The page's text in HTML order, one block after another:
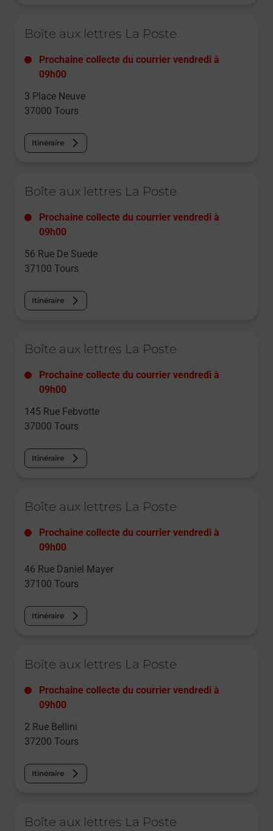
Boîte aux lettres La Poste
Prochaine collecte du courrier vendredi à
09h00
3 Place Neuve
37000 Tours
Itinéraire
Boîte aux lettres La Poste
Prochaine collecte du courrier vendredi à
09h00
56 Rue De Suede
37100 Tours
Itinéraire
Boîte aux lettres La Poste
Prochaine collecte du courrier vendredi à
09h00
145 Rue Febvotte
37000 Tours
Itinéraire
Boîte aux lettres La Poste
Prochaine collecte du courrier vendredi à
09h00
46 Rue Daniel Mayer
37100 Tours
Itinéraire
Boîte aux lettres La Poste
Prochaine collecte du courrier vendredi à
09h00
2 Rue Bellini
37200 Tours
Itinéraire
Boîte aux lettres La Poste